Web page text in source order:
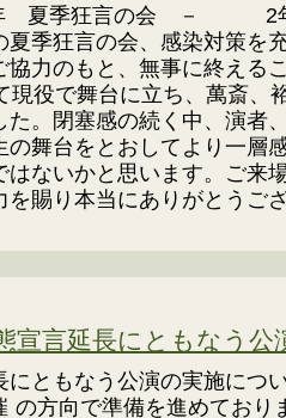
夏季狂言の会 － 2年
夏季狂言の会、感染対策を
協力のもと、無事に終える
現役で舞台に立ち、萬斎、
た。閉塞感の続く中、演者
の舞台をとおしてより一層
はないかと思います。ご来
を賜り本当にありがとうご
宣言延長にともなう
にともなう公演の実施につ
方向で準備を進めており